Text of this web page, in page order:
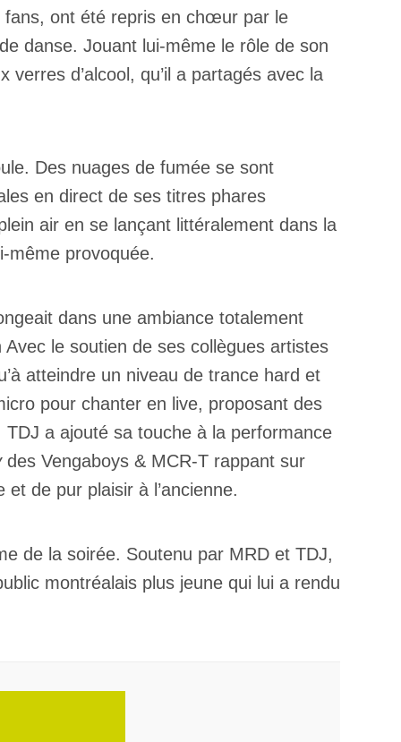
fans, ont été repris en chœur par le
danse. Jouant lui-même le rôle de son
d’alcool, qu’il a partagés avec la
Des nuages de fumée se sont
en direct de ses titres phares
air en se lançant littéralement dans la
même provoquée.
dans une ambiance totalement
le soutien de ses collègues artistes
atteindre un niveau de trance hard et
pour chanter en live, proposant des
a ajouté sa touche à la performance
des Vengaboys & MCR-T rappant sur
de pur plaisir à l’ancienne.
de la soirée. Soutenu par MRD et TDJ,
montréalais plus jeune qui lui a rendu